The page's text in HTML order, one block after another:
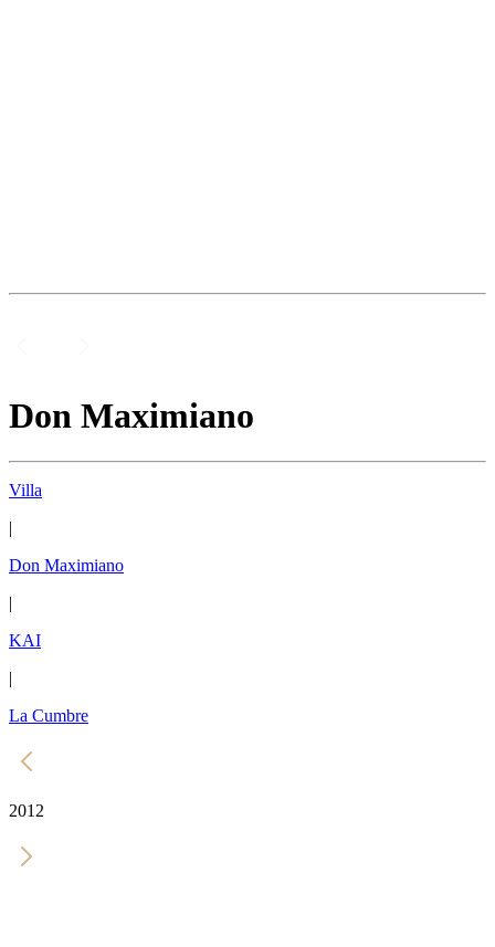
Don Maximiano
Villa
|
Don Maximiano
|
KAI
|
La Cumbre
2012